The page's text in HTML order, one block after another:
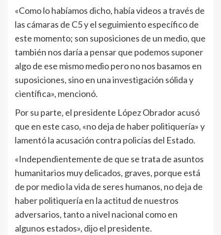
«Como lo habíamos dicho, había videos a través de
las cámaras de C5 y el seguimiento específico de
este momento; son suposiciones de un medio, que
también nos daría a pensar que podemos suponer
algo de ese mismo medio pero no nos basamos en
suposiciones, sino en una investigación sólida y
científica», mencionó.
Por su parte, el presidente López Obrador acusó
que en este caso, «no deja de haber politiquería» y
lamentó la acusación contra policías del Estado.
«Independientemente de que se trata de asuntos
humanitarios muy delicados, graves, porque está
de por medio la vida de seres humanos, no deja de
haber politiquería en la actitud de nuestros
adversarios, tanto a nivel nacional como en
algunos estados», dijo el presidente.